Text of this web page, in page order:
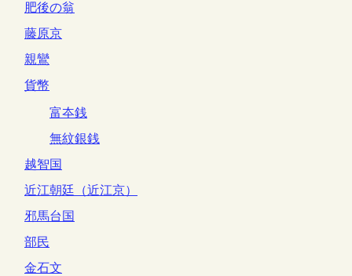
肥後の翁
藤原京
親鸞
貨幣
富夲銭
無紋銀銭
越智国
近江朝廷（近江京）
邪馬台国
部民
金石文